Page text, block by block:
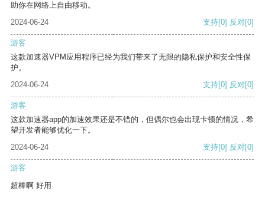
助你在网络上自由移动。
2024-06-24
支持[0] 反对[0]
游客
这款加速器VPM应用程序已经为我们带来了无限的隐私保护和安全性保
护。
2024-06-24
支持[0] 反对[0]
游客
这款加速器app的加速效果还是不错的，但偶尔也会出现卡顿的情况，希
望开发者能够优化一下。
2024-06-24
支持[0] 反对[0]
游客
超棒啊 好用